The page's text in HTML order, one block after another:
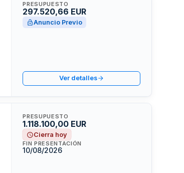
PRESUPUESTO
297.520,66 EUR
Anuncio Previo
Ver detalles
PRESUPUESTO
1.118.100,00 EUR
Cierra hoy
FIN PRESENTACIÓN
10/08/2026